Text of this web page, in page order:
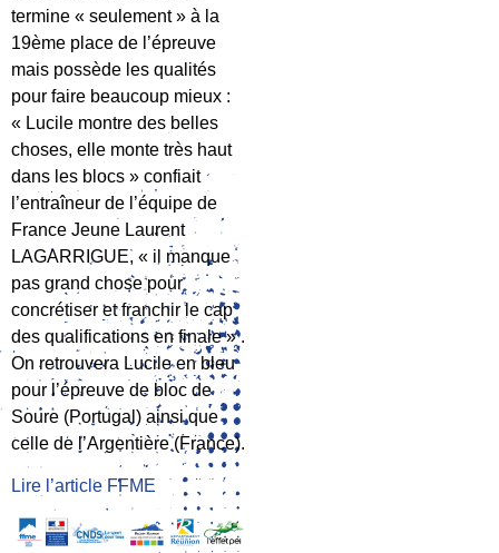
termine « seulement » à la
19ème place de l’épreuve
mais possède les qualités
pour faire beaucoup mieux :
« Lucile montre des belles
choses, elle monte très haut
dans les blocs » confiait
l’entraîneur de l’équipe de
France Jeune Laurent
LAGARRIGUE, « il manque
pas grand chose pour
concrétiser et franchir le cap
des qualifications en finale » .
On retrouvera Lucile en bleu
pour l’épreuve de bloc de
Soure (Portugal) ainsi que
celle de l’Argentière (France).
Lire l’article FFME